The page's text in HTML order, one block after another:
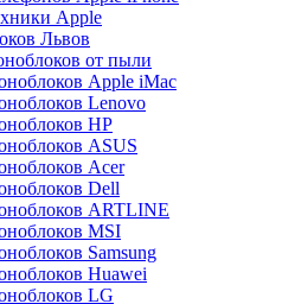
Apple
Львов
от пыли
Apple iMac
Lenovo
HP
ASUS
Acer
Dell
ARTLINE
MSI
Samsung
Huawei
LG